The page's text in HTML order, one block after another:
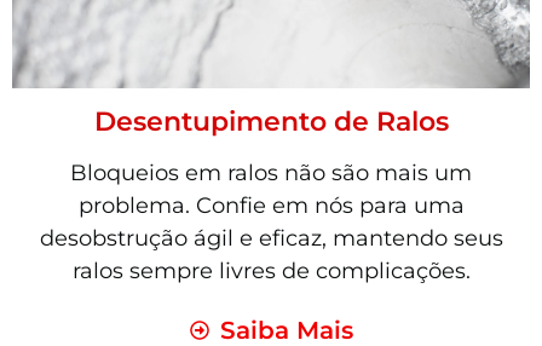
Desentupimento de Ralos
Bloqueios em ralos não são mais um
problema. Confie em nós para uma
desobstrução ágil e eficaz, mantendo seus
ralos sempre livres de complicações.
Saiba Mais